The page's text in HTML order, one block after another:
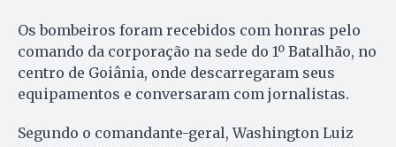
Os bombeiros foram recebidos com honras pelo
comando da corporação na sede do 1º Batalhão, no
centro de Goiânia, onde descarregaram seus
equipamentos e conversaram com jornalistas.
Segundo o comandante-geral, Washington Luiz